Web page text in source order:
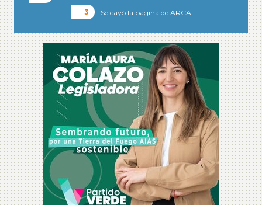
Se cayó la página de ARCA